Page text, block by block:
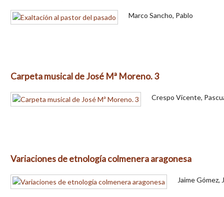
Marco Sancho, Pablo
Carpeta musical de José Mª Moreno. 3
Crespo Vicente,
Variaciones de etnología colmenera aragonesa
Jaime Gómez,